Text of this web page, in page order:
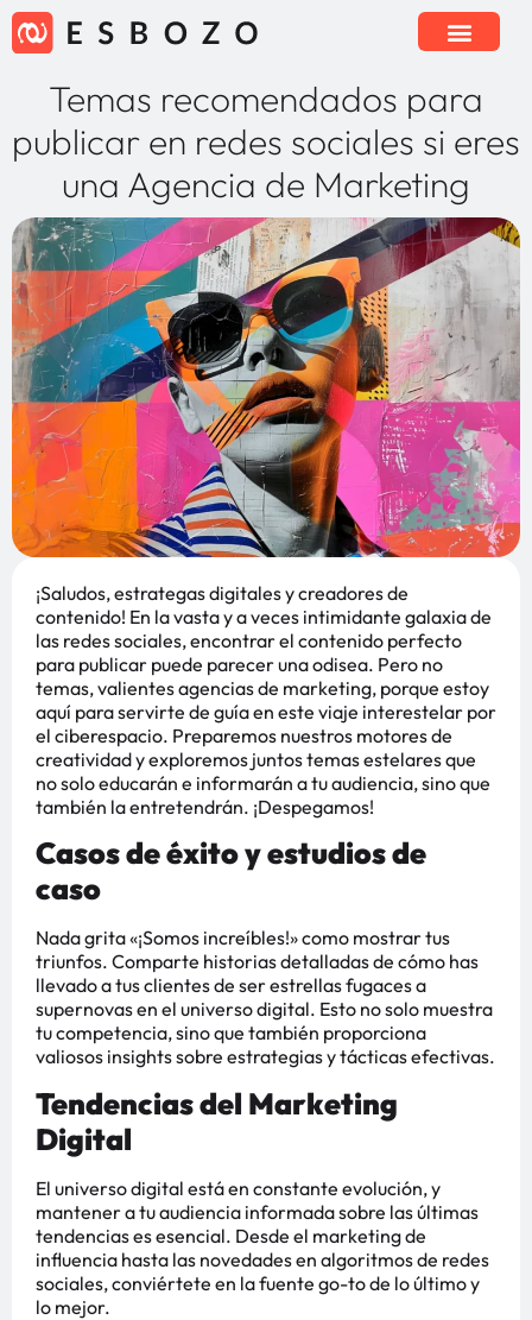
Temas recomendados para
publicar en redes sociales si eres
una Agencia de Marketing
¡Saludos, estrategas digitales y creadores de
contenido! En la vasta y a veces intimidante galaxia de
las redes sociales, encontrar el contenido perfecto
para publicar puede parecer una odisea. Pero no
temas, valientes agencias de marketing, porque estoy
aquí para servirte de guía en este viaje interestelar por
el ciberespacio. Preparemos nuestros motores de
creatividad y exploremos juntos temas estelares que
no solo educarán e informarán a tu audiencia, sino que
también la entretendrán. ¡Despegamos!
Casos de éxito y estudios de
caso
Nada grita «¡Somos increíbles!» como mostrar tus
triunfos. Comparte historias detalladas de cómo has
llevado a tus clientes de ser estrellas fugaces a
supernovas en el universo digital. Esto no solo muestra
tu competencia, sino que también proporciona
valiosos insights sobre estrategias y tácticas efectivas.
Tendencias del Marketing
Digital
El universo digital está en constante evolución, y
mantener a tu audiencia informada sobre las últimas
tendencias es esencial. Desde el marketing de
influencia hasta las novedades en algoritmos de redes
sociales, conviértete en la fuente go-to de lo último y
lo mejor.